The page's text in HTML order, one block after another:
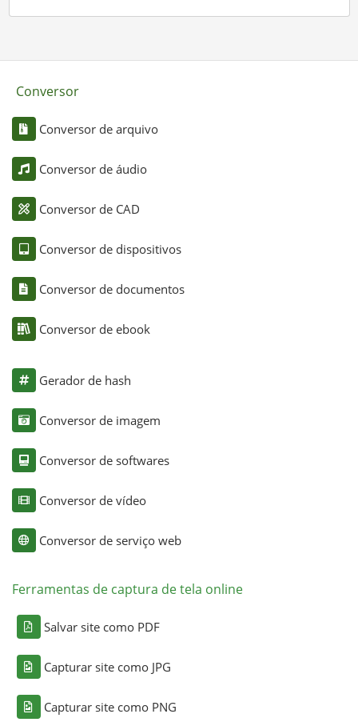
Conversor
Conversor de arquivo
Conversor de áudio
Conversor de CAD
Conversor de dispositivos
Conversor de documentos
Conversor de ebook
Gerador de hash
Conversor de imagem
Conversor de softwares
Conversor de vídeo
Conversor de serviço web
Ferramentas de captura de tela online
Salvar site como PDF
Capturar site como JPG
Capturar site como PNG